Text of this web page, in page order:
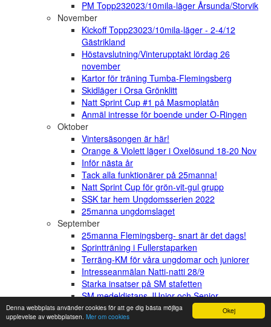
Okej
Denna webbplats använder cookies för att ge dig bästa möjliga
upplevelse av webbplatsen. Mer om cookies
PM Topp232023/10mila-läger Årsunda/Storvik
November
Kickoff Topp23023/10mila-läger - 2-4/12
Gästrikland
Höstavslutning/Vinterupptakt lördag 26
november
Kartor för träning Tumba-Flemingsberg
Skidläger i Orsa Grönklitt
Natt Sprint Cup #1 på Masmoplatån
Anmäl intresse för boende under O-Ringen
Oktober
Vintersäsongen är här!
Orange & Violett läger i Oxelösund 18-20 Nov
Inför nästa år
Tack alla funktionärer på 25manna!
Natt Sprint Cup för grön-vit-gul grupp
SSK tar hem Ungdomsserien 2022
25manna ungdomslaget
September
25manna Flemingsberg- snart är det dags!
Sprintträning i Fullerstaparken
Terräng-KM för våra ungdomar och juniorer
Intresseanmälan Natti-natti 28/9
Starka insatser på SM stafetten
SM medeldistans JUnior och Senior
USM
DalaDubbeln 15 - 16 Okt 2022 (anmälan